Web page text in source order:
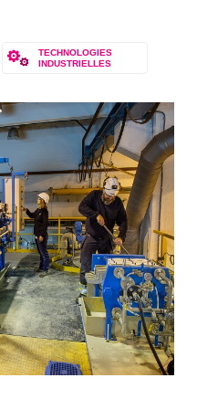
TECHNOLOGIES
INDUSTRIELLES